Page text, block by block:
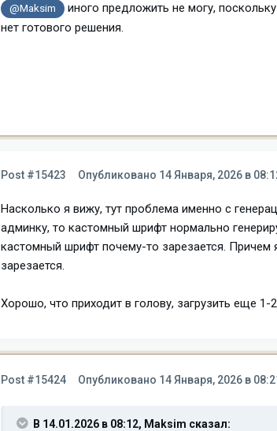
@Maksim
иного предложить не могу,
нет готового решения.
Post #15423 Опубликовано 14 Января, 2026 в
Насколько я вижу, тут проблема именно с
админку, то кастомный шрифт нормально
кастомный шрифт почему-то зарезается.
зарезается.
Хорошо, что приходит в голову, загрузить еще
Post #15424 Опубликовано 14 Января, 2026 в
В 14.01.2026 в 08:12, Maksim сказал: